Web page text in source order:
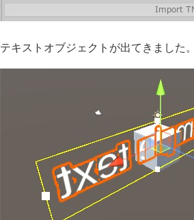
テキストオブジェクトが出てきました